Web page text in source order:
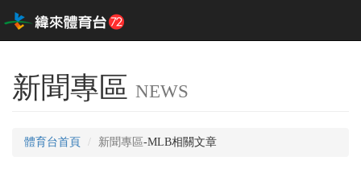
新聞專區 NEWS
體育台首頁 新聞專區-MLB相關文章